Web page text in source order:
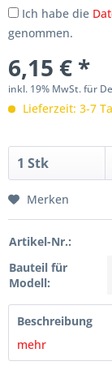
Ich habe die
genommen.
6,15 € *
inkl. 19% MwSt. für
Lieferzeit: 3-7
Merken
Artikel-Nr.:
Bauteil für
Modell:
Beschreibung
mehr